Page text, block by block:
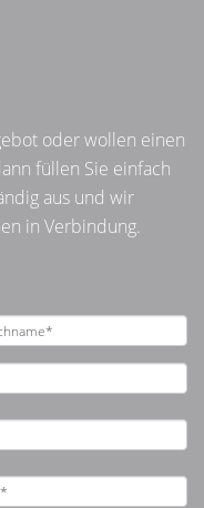
oder wollen einen
füllen Sie einfach
aus und wir
in Verbindung.